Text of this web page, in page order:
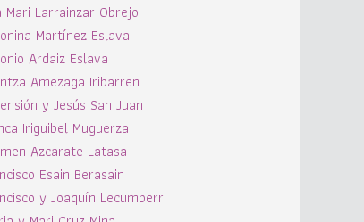
Mari Larrainzar Obrejo
Martínez Eslava
Ardaiz Eslava
Amezaga Iribarren
y Jesús San Juan
Iriguibel Muguerza
Azcarate Latasa
Esain Berasain
y Joaquín Lecumberri